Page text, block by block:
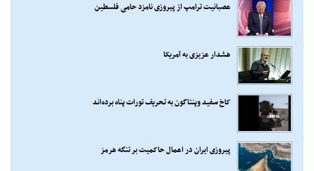
عصبانیت ترامپ از پیروزی نامزد حامی فلسطین
هشدار عزیزی به آمریکا
کاخ سفید وپنتاگون به تحریف تورات پناه برده‌اند
پیروزی ایران در اعمال حاکمیت بر تنگه هرمز